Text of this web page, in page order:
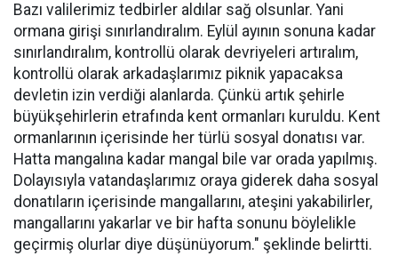
Bazı valilerimiz tedbirler aldılar sağ olsunlar. Yani
ormana girişi sınırlandıralım. Eylül ayının sonuna kadar
sınırlandıralım, kontrollü olarak devriyeleri artıralım,
kontrollü olarak arkadaşlarımız piknik yapacaksa
devletin izin verdiği alanlarda. Çünkü artık şehirle
büyükşehirlerin etrafında kent ormanları kuruldu. Kent
ormanlarının içerisinde her türlü sosyal donatısı var.
Hatta mangalına kadar mangal bile var orada yapılmış.
Dolayısıyla vatandaşlarımız oraya giderek daha sosyal
donatıların içerisinde mangallarını, ateşini yakabilirler,
mangallarını yakarlar ve bir hafta sonunu böylelikle
geçirmiş olurlar diye düşünüyorum." şeklinde belirtti.